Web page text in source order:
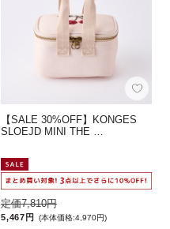
【SALE 30%OFF】KONGES
SLOEJD MINI THE …
定価7,810円
5,467円 (本体価格:4,970円)